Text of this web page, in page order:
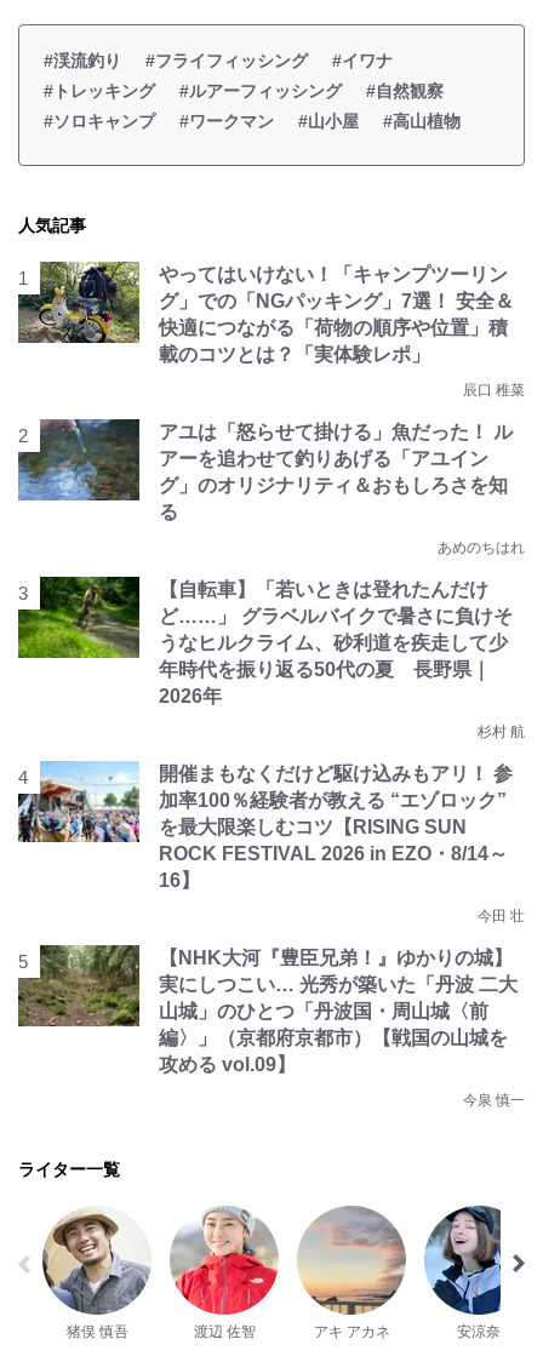
#渓流釣り #フライフィッシング
#イワナ
#トレッキング
#ルアーフィッシング
#自然観察
#ソロキャンプ
#ワークマン #山小屋 #高山植物
人気記事
やってはいけない！「キャンプツーリン
グ」での「NGパッキング」7選！ 安全＆
快適につながる「荷物の順序や位置」積
載のコツとは？「実体験レポ」
辰口 稚菜
アユは「怒らせて掛ける」魚だった！ ル
アーを追わせて釣りあげる「アユイン
グ」のオリジナリティ＆おもしろさを知
る
あめのちはれ
【自転車】「若いときは登れたんだけ
ど……」 グラベルバイクで暑さに負けそ
うなヒルクライム、砂利道を疾走して少
年時代を振り返る50代の夏 長野県｜
2026年
杉村 航
開催まもなくだけど駆け込みもアリ！ 参
加率100％経験者が教える “エゾロック”
を最大限楽しむコツ【RISING SUN
ROCK FESTIVAL 2026 in EZO・8/14～
16】
今田 壮
【NHK大河『豊臣兄弟！』ゆかりの城】
実にしつこい… 光秀が築いた「丹波 二大
山城」のひとつ「丹波国・周山城〈前
編〉」（京都府京都市）【戦国の山城を
攻める vol.09】
今泉 慎一
ライター一覧
猪俣 慎吾 渡辺 佐智 アキ アカネ 安涼奈